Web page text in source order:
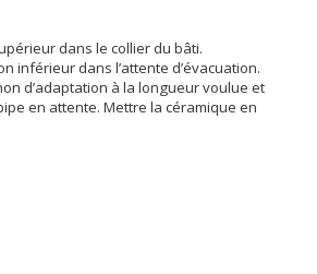
dans le collier du bâti.
inférieur dans l’attente d’évacuation.
d’adaptation à la longueur voulue et
en attente. Mettre la céramique en